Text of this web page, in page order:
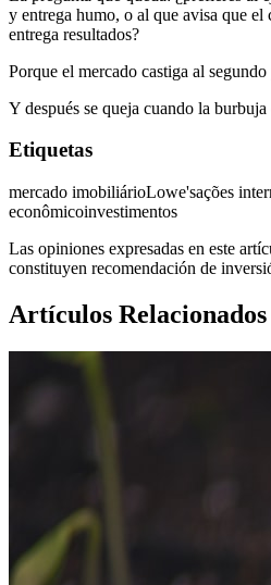
y entrega humo, o al que avisa que
entrega resultados?
Porque el mercado castiga al
Y después se queja cuando la burbuja
Etiquetas
mercado imobiliárioLowe'sações
econômicoinvestimentos
Las opiniones expresadas en este
constituyen recomendación de
Artículos Relacionados